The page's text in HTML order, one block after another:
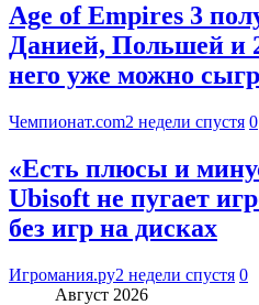
Age of Empires 3
Данией, Польшей и
него уже можно
Чемпионат.com2 недели спустя 0
«Есть плюсы и
Ubisoft не пугает
без игр на дисках
Игромания.ру2 недели спустя 0
Август 2026